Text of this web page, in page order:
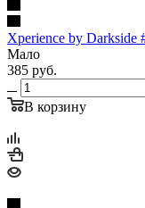
Xperience by Darkside
Мало
385 руб.
В корзину